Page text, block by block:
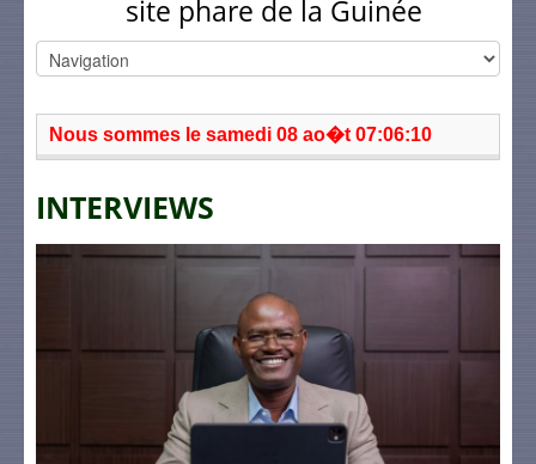
site phare de la Guinée
Nous sommes le samedi 08 ao�t 07:06:10
INTERVIEWS